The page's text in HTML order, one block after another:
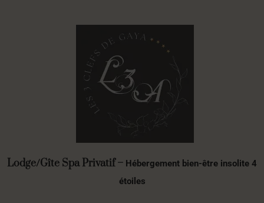
Lodge/Gîte Spa Privatif – Hébergement bien-être insolite 4
étoiles